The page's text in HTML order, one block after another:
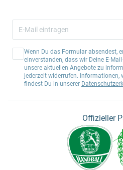
Wenn Du das Formular absendest,
einverstanden, dass wir Deine E-
unsere aktuellen Angebote zu
jederzeit widerrufen. Informationen,
findest Du in unserer
Offizieller